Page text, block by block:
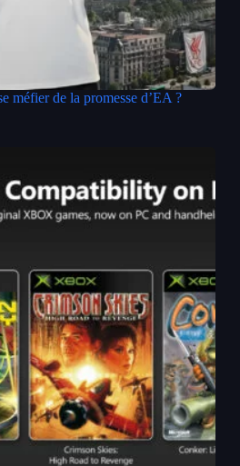
méfier de la promesse d’EA ?